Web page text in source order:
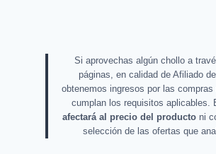
Si aprovechas algún chollo a
páginas, en calidad de Afiliado
obtenemos ingresos por las
cumplan los requisitos aplicables.
afectará al precio del producto ni
selección de las ofertas que